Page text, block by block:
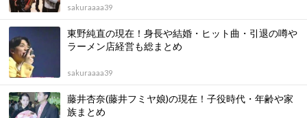
sakuraaaa39
東野純直の現在！身長や結婚・ヒット曲・引退の噂や
ラーメン店経営も総まとめ
sakuraaaa39
藤井杏奈(藤井フミヤ娘)の現在！子役時代・年齢や家
族まとめ